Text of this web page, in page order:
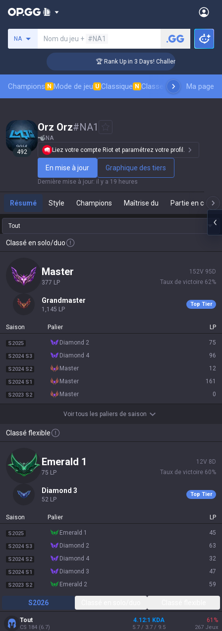
NA Nom du jeu + #NA1
🏆 Rank Up in 3 Days! Challenger Coaching
Champions N Mode de jeu U Classique N Classement des skins
Ma page
492
Orz Orz#NA1
NA
Liez votre compte Riot et paramétrez votre profil.
En mise à jour Graphique des tiers
Dernière mise à jour: il y a 19 heures
Résumé Style Champions Maîtrise du Partie en cours
Tout
Classé en solo/duo
master
377 LP
152V 95 D
Taux de victoire 62%
grandmaster
1,145 LP
Top Tier
Saison Palier LP
S2025 diamond 2 75
S2024 S3 diamond 4 96
S2024 S2 master 12
S2024 S1 master 161
S2023 S2 master 0
Voir tous les paliers de saison
Classé flexible
emerald 1
75 LP
12V 8 D
Taux de victoire 60%
diamond 3
52 LP
Top Tier
Saison Palier LP
S2025 emerald 1 45
S2024 S3 diamond 2 63
S2024 S2 diamond 4 32
S2024 S1 diamond 3 47
S2023 S2 emerald 2 59
S2026
Tout
CS 184 (6.7)
4.12:1 KDA
5.7 / 3.7 / 9.5
61 %
267 Jeux